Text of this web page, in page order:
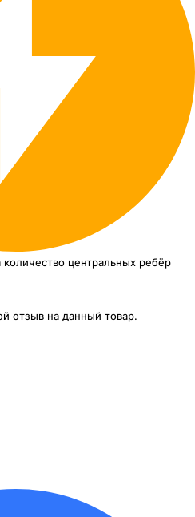
количество центральных ребёр
отзыв на данный товар.